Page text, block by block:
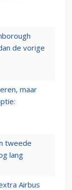
de vorige
maar
tweede
lang
Airbus